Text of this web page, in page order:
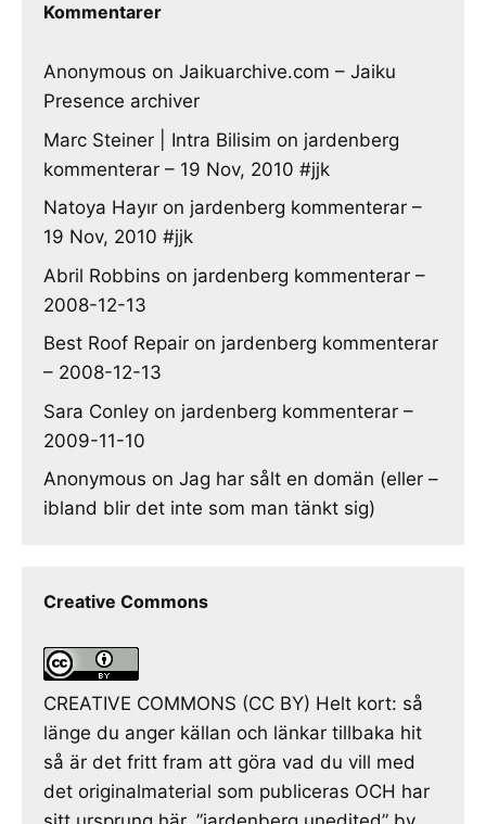
Kommentarer
Anonymous on Jaikuarchive.com – Jaiku
Presence archiver
Marc Steiner | Intra Bilisim on jardenberg
kommenterar – 19 Nov, 2010 #jjk
Natoya Hayır on jardenberg kommenterar –
19 Nov, 2010 #jjk
Abril Robbins on jardenberg kommenterar –
2008-12-13
Best Roof Repair on jardenberg kommenterar
– 2008-12-13
Sara Conley on jardenberg kommenterar –
2009-11-10
Anonymous on Jag har sålt en domän (eller –
ibland blir det inte som man tänkt sig)
Creative Commons
CREATIVE COMMONS (CC BY) Helt kort: så
länge du anger källan och länkar tillbaka hit
så är det fritt fram att göra vad du vill med
det originalmaterial som publiceras OCH har